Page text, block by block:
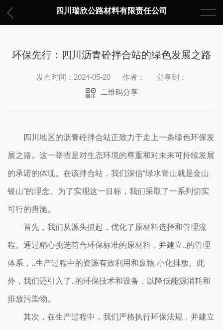
四川瑞欣公路材料有限责任公司
环保先行：四川沥青砼拌合站的绿色发展之路
发布时间：2024-05-20 作者：
分享到：
二维码分享
四川地区的沥青砼拌合站正致力于走上一条绿色环保发
展之路。这一举措是对生态环境的尊重和对未来可持续发展
的承诺的体现。在该拌合站，我们深信“绿水青山就是金山
银山”的理念。为了实现这一目标，我们采取了一系列切实
可行的措施。
首先，我们从源头抓起，优化了原材料选择和管理流
程。通过精心挑选符合环保标准的原材料，并建立..的管理
体系，..生产过程中的资源有效利用和废物.小化排放。此
外，我们还引入了..的环保技术和设备，以降低能源消耗和
排放污染物。
其次，在生产过程中，我们严格执行环保法规，并建立